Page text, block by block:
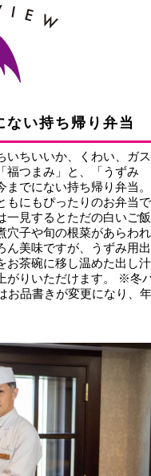
い持ち帰り弁当
いちいいか、くわい、ガス
福つまみ」と、「うずみ
までにない持ち帰り弁当。
もにもぴったりのお弁当で
一見するとただの白いご飯
穴子や旬の根菜があらわれ
ん美味ですが、うずみ用出
お茶碗に移し温めた出し汁
がりいただけます。 ※冬
お品書きが変更になり、年